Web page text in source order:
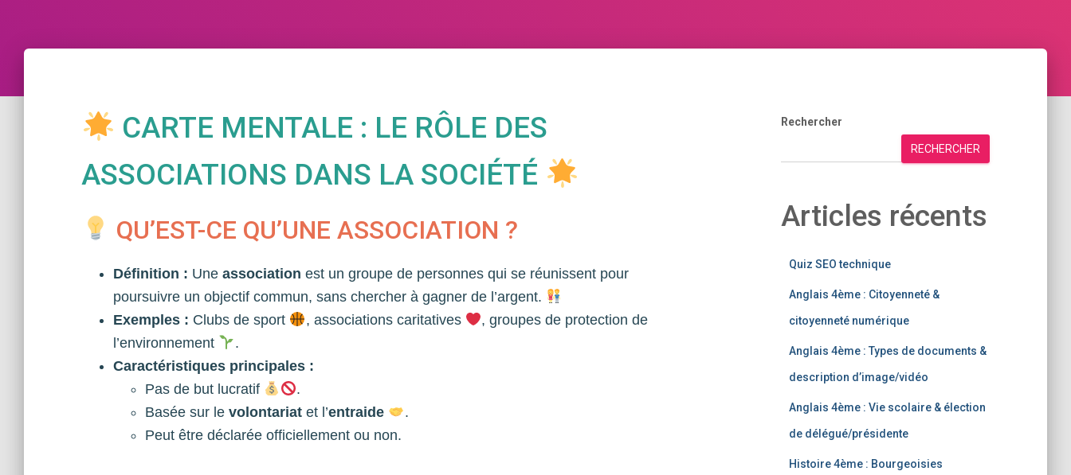
CARTE MENTALE : LE RÔLE DES
ASSOCIATIONS DANS LA SOCIÉTÉ
QU’EST-CE QU’UNE ASSOCIATION ?
Définition : Une association est un groupe de personnes qui se réunissent pour
poursuivre un objectif commun, sans chercher à gagner de l’argent.
Exemples : Clubs de sport , associations caritatives
, groupes de protection de
l’environnement
.
Caractéristiques principales :
Pas de but lucratif
.
Basée sur le volontariat et l’entraide
.
Peut être déclarée officiellement ou non.
Rechercher
RECHERCHER
Articles récents
Quiz SEO technique
Anglais 4ème : Citoyenneté &
citoyenneté numérique
Anglais 4ème : Types de documents &
description d’image/vidéo
Anglais 4ème : Vie scolaire & élection
de délégué/présidente
Histoire 4ème : Bourgeoisies